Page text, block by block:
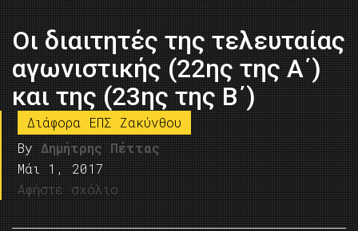
Oι διαιτητές της τελευταίας
αγωνιστικής (22ης της Α΄)
και της (23ης της Β΄)
Διάφορα ΕΠΣ Ζακύνθου
By Δημήτρης Πέττας
Μάι 1, 2017
Αφήστε σχόλιο